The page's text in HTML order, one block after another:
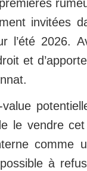
invitées
l’été 2026.
et
le vendre
comme
à